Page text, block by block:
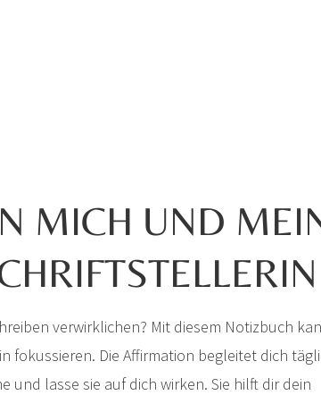
MICH UND
verwirklichen? Mit diesem Notizbuch
fokussieren. Die Affirmation begleitet dich
und lasse sie auf dich wirken. Sie hilft dir dein